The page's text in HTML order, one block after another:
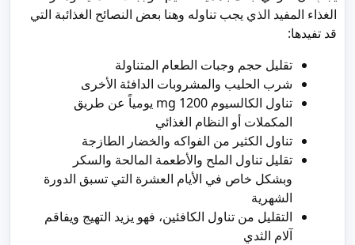
الغذاء المفيد الذي يجب تناوله وهنا بعض النصائح الغذائبة التي
قد تفيدها:
تقليل حجم وجبات الطعام المتناولة
شرب الحليب والمشروبات الدافئة الأخرى
تناول الكالسيوم 1200 mg يومياً عن طريق
المكملات أو النظام الغذائي
تناول الكثير من الفواكه والخضار الطازجة
تقليل تناول الملح والأطعمة المالحة والسكر
وبشكل خاص في الأيام العشرة التي تسبق الدورة
الشهرية
التقليل من تناول الكافئين، فهو يزيد التهيج ويفاقم
آلام الثدي